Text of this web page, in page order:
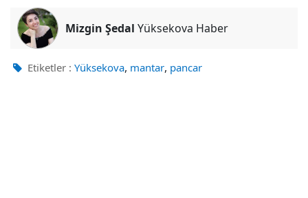
Mizgin Şedal Yüksekova Haber
Etiketler : Yüksekova, mantar, pancar